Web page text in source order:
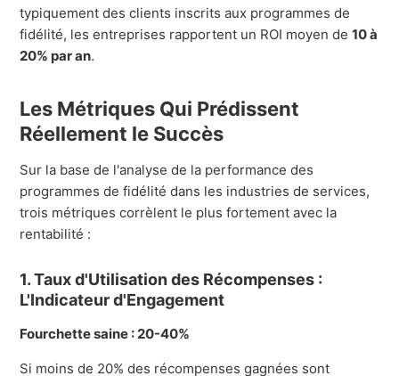
typiquement des clients inscrits aux programmes de
fidélité, les entreprises rapportent un ROI moyen de10 à
20% par an.
Les Métriques Qui Prédissent
Réellement le Succès
Sur la base de l'analyse de la performance des
programmes de fidélité dans les industries de services,
trois métriques corrèlent le plus fortement avec la
rentabilité :
1. Taux d'Utilisation des Récompenses :
L'Indicateur d'Engagement
Fourchette saine : 20-40%
Si moins de 20% des récompenses gagnées sont